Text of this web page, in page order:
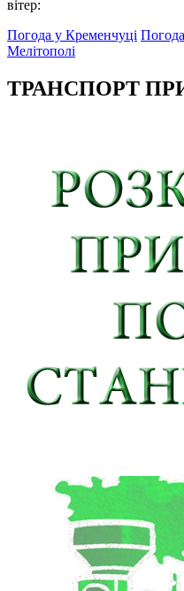
вітер:
Погода у Кременчуці
Мелітополі
ТРАНСПОРТ